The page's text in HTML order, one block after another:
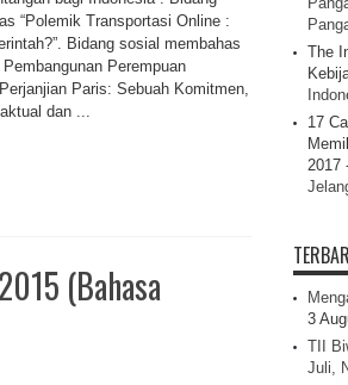
“Polemik Transportasi Online :
Bidang sosial membahas
Perempuan
Paris: Sebuah Komitmen,
dan ...
(Bahasa
The
17
2017
3
TII
Juli,